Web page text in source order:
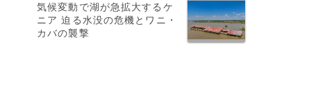
気候変動で湖が急拡大するケ
ニア 迫る水没の危機とワニ・
カバの襲撃